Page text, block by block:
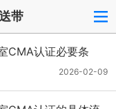
带
CMA认证必要条
2026-02-09